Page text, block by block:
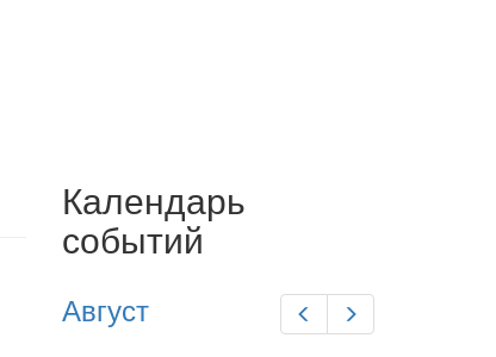
Календарь
событий
Предыдущий
Август